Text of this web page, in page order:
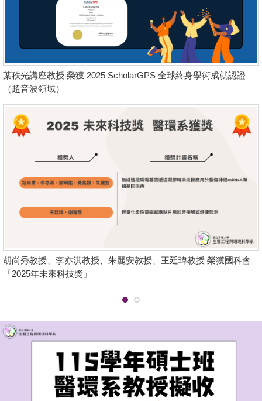
葉秩光講座教授 榮獲 2025 ScholarGPS 全球終身學術成就認證
（超音波領域）
胡尚秀教授、李亦淇教授、朱麗安教授、王廷瑋教授 榮獲國科會
「2025年未來科技獎」